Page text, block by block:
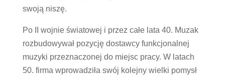
swoją niszę.
Po II wojnie światowej i przez całe lata 40. Muzak
rozbudowywał pozycję dostawcy funkcjonalnej
muzyki przeznaczonej do miejsc pracy. W latach
50. firma wprowadziła swój kolejny wielki pomysł